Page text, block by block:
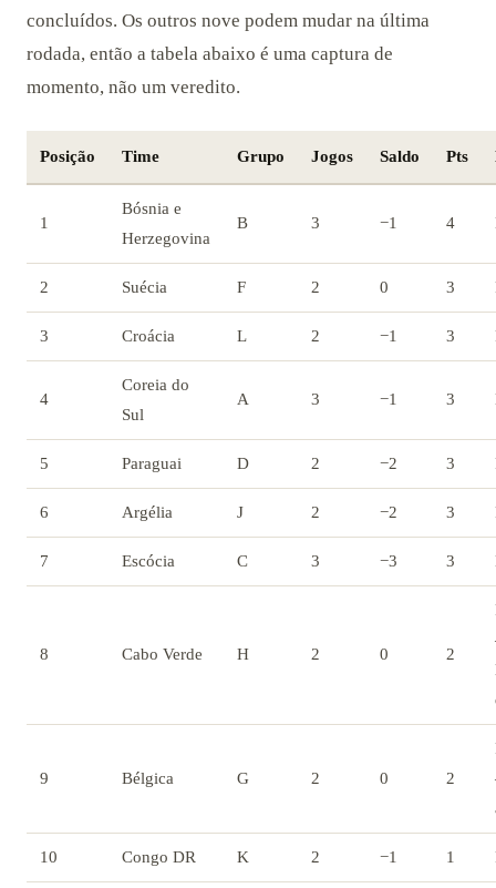
concluídos. Os outros nove podem mudar na última
rodada, então a tabela abaixo é uma captura de
momento, não um veredito.
Posição Time Grupo Jogos Saldo Pts
1
Bósnia e
Herzegovina
B 3 −1 4
2 Suécia F 2 0 3
3 Croácia L 2 −1 3
4
Coreia do
Sul
A 3 −1 3
5 Paraguai D 2 −2 3
6 Argélia J 2 −2 3
7 Escócia C 3 −3 3
8 Cabo Verde H 2 0 2
9 Bélgica G 2 0 2
10 Congo DR K 2 −1 1